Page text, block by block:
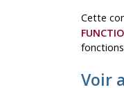
Cette
Voir